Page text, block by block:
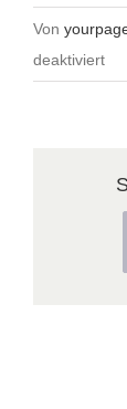
Von
deaktiviertfür